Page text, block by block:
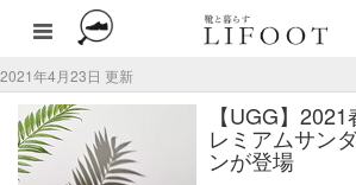
2021年4月23日 更新
【UGG】
レミアムサン
ンが登場